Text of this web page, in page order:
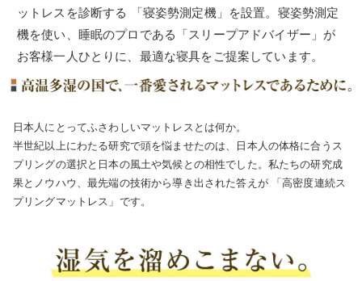
ットレスを診断する
「寝姿勢測定機」 を設置。寝姿勢測定
機を使い、睡眠のプロである「スリープアドバイザー」が
お客様一人ひとりに、最適な寝具をご提案しています。
日本人にとってふさわしいマットレスとは何か。
半世紀以上にわたる研究で頭を悩ませたのは、日本人の体格に合うス
プリングの選択と日本の風土や気候との相性でした。私たちの研究成
果とノウハウ、最先端の技術から導き出された答えが
「高密度連続ス
プリングマットレス」 です。